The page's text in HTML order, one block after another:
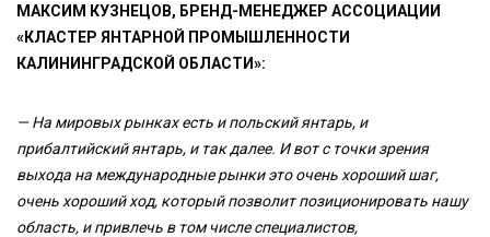
МАКСИМ КУЗНЕЦОВ, БРЕНД-МЕНЕДЖЕР АССОЦИАЦИИ
«КЛАСТЕР ЯНТАРНОЙ ПРОМЫШЛЕННОСТИ
КАЛИНИНГРАДСКОЙ ОБЛАСТИ»:
— На мировых рынках есть и польский янтарь, и
прибалтийский янтарь, и так далее. И вот с точки зрения
выхода на международные рынки это очень хороший шаг,
очень хороший ход, который позволит позиционировать нашу
область, и привлечь в том числе специалистов,